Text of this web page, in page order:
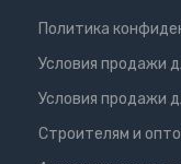
Политика
Условия продажи
Условия продажи
Cтроителям и